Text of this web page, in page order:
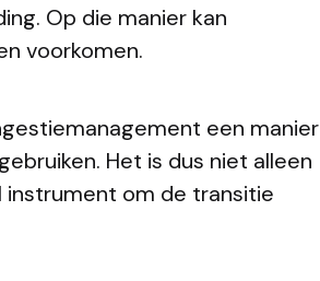
Op die manier kan
voorkomen.
een manier
Het is dus niet alleen
om de transitie